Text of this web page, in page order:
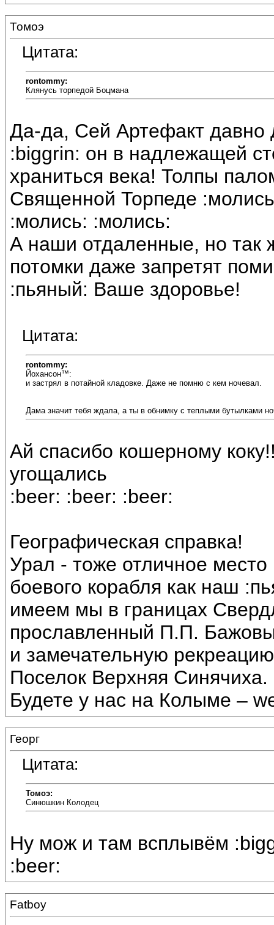
Томоэ
Цитата:
rontommy:
Клянусь торпедой Боцмана
Да-да, Сей Артефакт давно
:biggrin: он в надлежащей
храниться века! Толпы
Священной Торпеде
:молись: :молись:
А наши отдаленные, но так
потомки даже запретят
:пьяный: Ваше здоровье!
Цитата:
rontommy:
Йохансон™:
и застрял в потайной кладовке. Даже не помню с кем ночевал.
Дама значит тебя ждала, а ты в обнимку с теплыми бутылками
Ай спасибо кошерному
угощались
:beer: :beer: :beer:
Географическая справка!
Урал - тоже отличное место
боевого корабля как наш
имеем мы в границах
прославленный П.П.
и замечательную
Поселок Верхняя Синячиха.
Будете у нас на Колыме –
Георг
Цитата:
Томоэ:
Синюшкин Колодец
Ну мож и там всплывём
:beer:
Fatboy